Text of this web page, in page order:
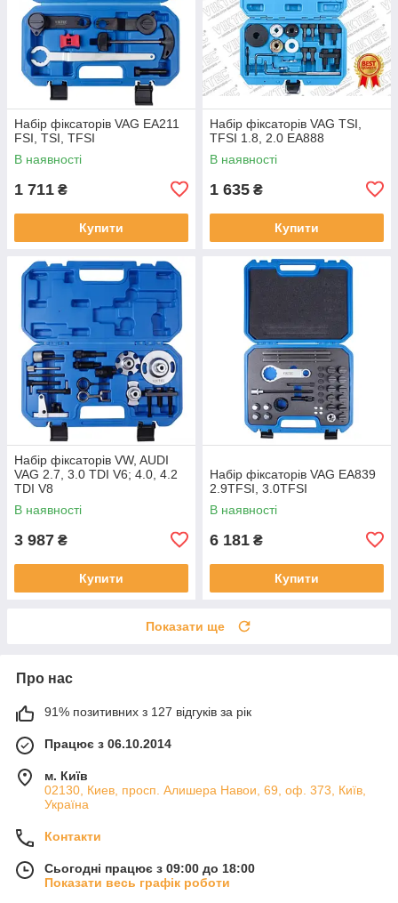
Набір фіксаторів VAG EA211
FSI, TSI, TFSI
В наявності
1 711 ₴
Купити
Набір фіксаторів VAG TSI,
TFSI 1.8, 2.0 EA888
В наявності
1 635 ₴
Купити
Набір фіксаторів VW, AUDI
VAG 2.7, 3.0 TDI V6; 4.0, 4.2
TDI V8
В наявності
3 987 ₴
Купити
Набір фіксаторів VAG EA839
2.9TFSI, 3.0TFSI
В наявності
6 181 ₴
Купити
Показати ще
Про нас
91% позитивних з 127 відгуків за рік
Працює з 06.10.2014
м. Київ
02130, Киев, просп. Алишера Навои, 69, оф. 373, Київ,
Україна
Контакти
Сьогодні працює з 09:00 до 18:00
Показати весь графік роботи